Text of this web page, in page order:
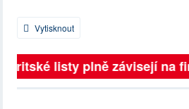
Vytisknout
Britské listy plně závisejí na